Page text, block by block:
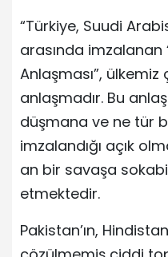
“Türkiye, Suudi
arasında imzalanan
Anlaşması”, ülkemiz
anlaşmadır. Bu
düşmana ve ne tür
imzalandığı açık
an bir savaşa
etmektedir.
Pakistan’ın,